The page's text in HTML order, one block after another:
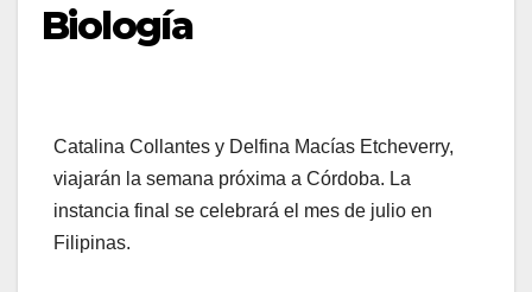
Biología
Catalina Collantes y Delfina Macías Etcheverry,
viajarán la semana próxima a Córdoba. La
instancia final se celebrará el mes de julio en
Filipinas.